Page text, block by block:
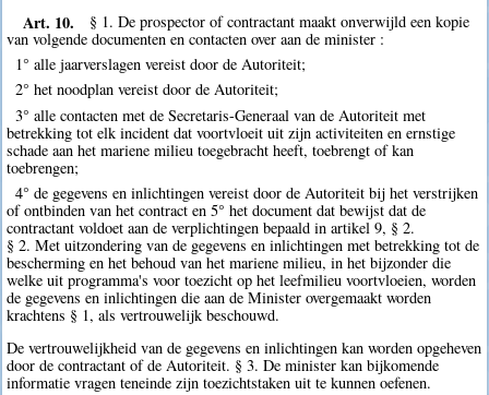
Art. 10.
§ 1. De prospector of contractant maakt onverwijld een kopie
van volgende documenten en contacten over aan de minister :
1° alle jaarverslagen vereist door de Autoriteit;
2° het noodplan vereist door de Autoriteit;
3° alle contacten met de Secretaris-Generaal van de Autoriteit met
betrekking tot elk incident dat voortvloeit uit zijn activiteiten en ernstige
schade aan het mariene milieu toegebracht heeft, toebrengt of kan
toebrengen;
4° de gegevens en inlichtingen vereist door de Autoriteit bij het verstrijken
of ontbinden van het contract en 5° het document dat bewijst dat de
contractant voldoet aan de verplichtingen bepaald in artikel 9, § 2.
§ 2. Met uitzondering van de gegevens en inlichtingen met betrekking tot de
bescherming en het behoud van het mariene milieu, in het bijzonder die
welke uit programma's voor toezicht op het leefmilieu voortvloeien, worden
de gegevens en inlichtingen die aan de Minister overgemaakt worden
krachtens § 1, als vertrouwelijk beschouwd.
De vertrouwelijkheid van de gegevens en inlichtingen kan worden opgeheven
door de contractant of de Autoriteit. § 3. De minister kan bijkomende
informatie vragen teneinde zijn toezichtstaken uit te kunnen oefenen.